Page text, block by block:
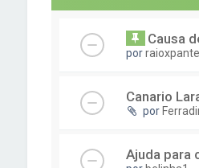
Causa
por
Canario
por
Ajuda para